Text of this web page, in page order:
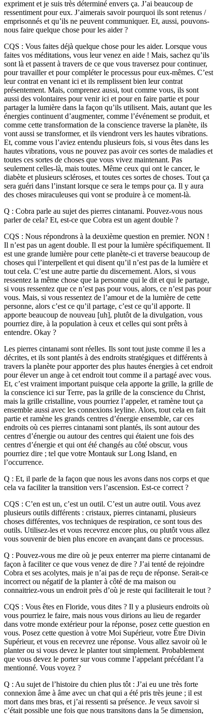
expriment et je suis très déterminé envers ça. J’ai beaucoup de
ressentiment pour eux. J’aimerais savoir pourquoi ils sont retenus /
emprisonnés et qu’ils ne peuvent communiquer. Et, aussi, pouvons-
nous faire quelque chose pour les aider ?
CQS : Vous faites déjà quelque chose pour les aider. Lorsque vous
faites vos méditations, vous leur venez en aide ! Mais, sachez qu’ils
sont là et passent à travers de ce que vous traversez pour continuer,
pour travailler et pour compléter le processus pour eux-mêmes. C’est
leur contrat en venant ici et ils remplissent bien leur contrat
présentement. Mais, comprenez aussi, tout comme vous, ils sont
aussi des volontaires pour venir ici et pour en faire partie et pour
partager la lumière dans la façon qu’ils utilisent. Mais, autant que les
énergies continuent d’augmenter, comme l’événement se produit, et
comme cette transformation de la conscience traverse la planète, ils
vont aussi se transformer, et ils viendront vers les hautes vibrations.
Et, comme vous l’aviez entendu plusieurs fois, si vous êtes dans les
hautes vibrations, vous ne pouvez pas avoir ces sortes de maladies et
toutes ces sortes de choses que vous vivez maintenant. Pas
seulement celles-là, mais toutes. Même ceux qui ont le cancer, le
diabète et plusieurs scléroses, et toutes ces sortes de choses. Tout ça
sera guéri dans l’instant lorsque ce sera le temps pour ça. Il y aura
des choses miraculeuses qui vont se produire à ce moment-là.
Q : Cobra parle au sujet des pierres cintanami. Pouvez-vous nous
parler de cela? Et, est-ce que Cobra est un agent double ?
CQS : Nous répondrons à la deuxième question en premier. NON !
Il n’est pas un agent double. Il est pour la lumière spécifiquement. Il
est une grande lumière pour cette planète-ci et traverse beaucoup de
choses qui l’interpellent et qui disent qu’il n’est pas de la lumière et
tout cela. C’est une autre partie du discernement. Alors, si vous
ressentez la même chose que la personne qui le dit et qui le partage,
si vous ressentez que ce n’est pas pour vous, alors, ce n’est pas pour
vous. Mais, si vous ressentez de l’amour et de la lumière de cette
personne, alors c’est ce qu’il partage, c’est ce qu’il apporte. Il
apporte beaucoup de nouveau [uh], plutôt de la divulgation, vous
pourriez dire, à la population à ceux et celles qui sont prêts à
entendre. Okay ?
Les pierres cintanami sont réelles. Ils sont tout juste comme il les a
décrites, et ils sont plantés à des endroits stratégiques et différents à
travers la planète pour apporter des plus hautes énergies à cet endroit
pour élever un ange à cet endroit tout comme il a partagé avec vous.
Et, c’est vraiment important puisque cela apporte la grille, la grille de
la conscience ici sur Terre, pas la grille de la conscience du Christ,
mais la grille cristalline, vous pourriez l’appeler, et ramène tout ça
ensemble aussi avec les connexions leyline. Alors, tout cela en fait
partie et ramène les grands centres d’énergie ensemble, car ces
endroits où ces pierres cintanami sont plantés, ils sont autour des
centres d’énergie ou autour des centres qui étaient une fois des
centres d’énergie et qui ont été changés au côté obscur, vous
pourriez dire ; tel que votre Montauk sur Long Island, en
l’occurrence.
Q : Et, il parle de la façon que nous les avons dans nos corps et que
cela va faciliter la transition vers l’ascension. Est-ce correct ?
CQS : C’en est un, c’est un outil. C’est un autre outil. Vous avez
plusieurs outils différents : cristaux, pierres cintanami, plusieurs
choses différentes, vos techniques de respiration, ce sont tous des
outils. Utilisez-les et vous recevrez encore plus, ou plutôt vous allez
vous souvenir de bien plus encore en avançant dans ce processus.
Q : Pouvez-vous me dire où je peux enterrer ma pierre cintanami de
façon à faciliter ce que vous venez de dire ? J’ai tenté de rejoindre
Cobra et ses acolytes, mais je n’ai pas de reçu de réponse. Serait-ce
incorrect ou négatif de la planter à côté de ma maison ou
connaitriez-vous un endroit près d’où je reste qui faciliterait le tout ?
CQS : Vous êtes en Floride, vous dites ? Il y a plusieurs endroits où
vous pourriez le faire, mais nous vous dirions au lieu de regarder
dans votre monde extérieur pour la réponse, posez cette question en
vous. Posez cette question à votre Moi Supérieur, votre Être Divin
Supérieur, et vous en recevrez une réponse. Vous allez savoir où le
planter ou si vous devez le planter tout simplement. Probablement
que vous devez le porter sur vous comme l’appelant précédant l’a
mentionné. Vous voyez ?
Q : Au sujet de l’histoire du chien plus tôt : J’ai eu une très forte
connexion âme à âme avec un chat qui a été pris très jeune ; il est
mort dans mes bras, et j’ai ressenti sa présence. Je veux savoir si
c’était possible une fois que nous transitons dans la 5e dimension,